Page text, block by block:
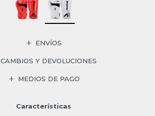
ENVÍOS
CAMBIOS Y DEVOLUCIONES
MEDIOS DE PAGO
Características